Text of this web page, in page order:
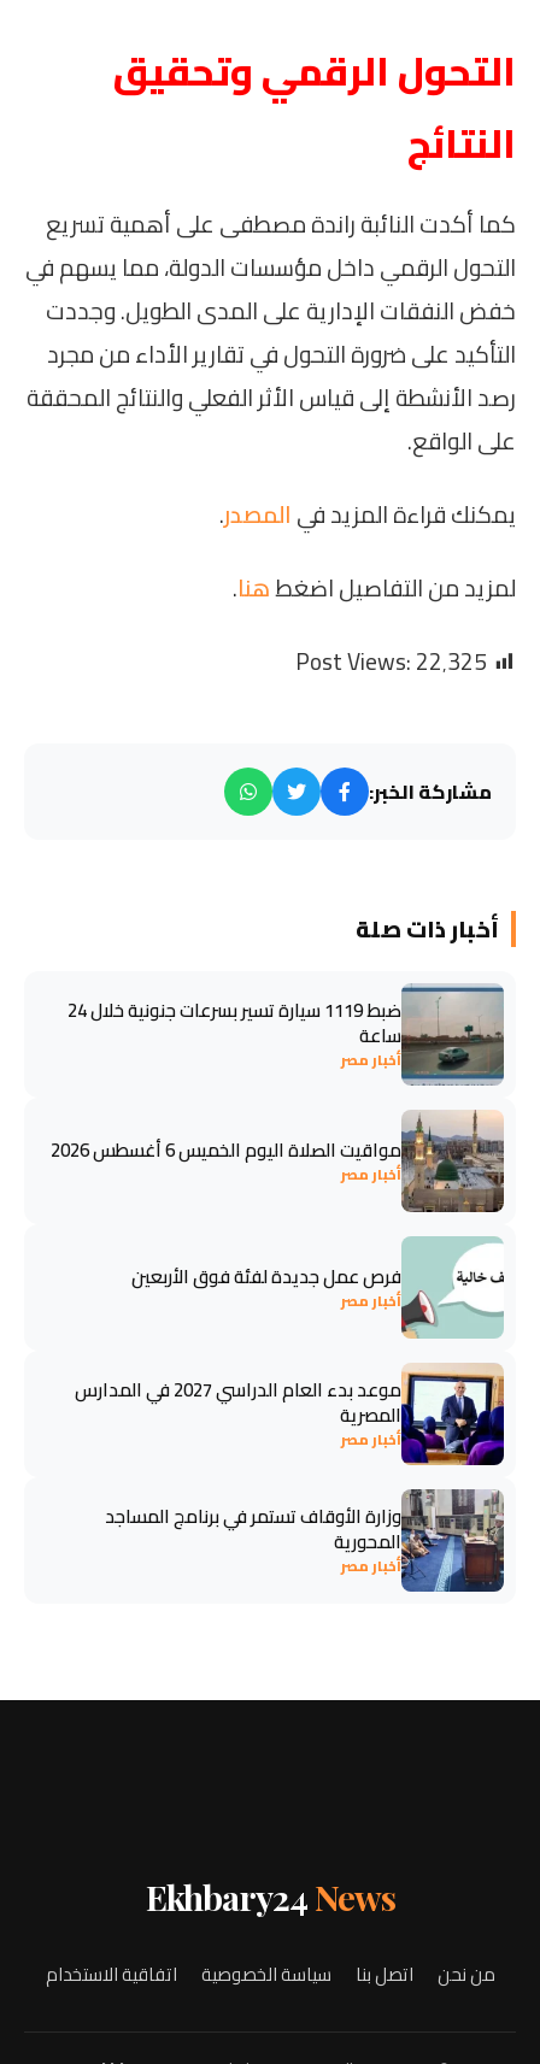
التحول الرقمي وتحقيق
النتائج
كما أكدت النائبة راندة مصطفى على أهمية تسريع
التحول الرقمي داخل مؤسسات الدولة، مما يسهم في
خفض النفقات الإدارية على المدى الطويل. وجددت
التأكيد على ضرورة التحول في تقارير الأداء من مجرد
رصد الأنشطة إلى قياس الأثر الفعلي والنتائج المحققة
على الواقع.
يمكنك قراءة المزيد فيالمصدر.
لمزيد من التفاصيل اضغطهنا.
Post Views:22٬325
مشاركة الخبر:
أخبار ذات صلة
ضبط 1119 سيارة تسير بسرعات جنونية خلال 24
ساعة
أخبار مصر
مواقيت الصلاة اليوم الخميس 6 أغسطس 2026
أخبار مصر
فرص عمل جديدة لفئة فوق الأربعين
أخبار مصر
موعد بدء العام الدراسي 2027 في المدارس
المصرية
أخبار مصر
وزارة الأوقاف تستمر في برنامج المساجد
المحورية
أخبار مصر
Ekhbary24News
من نحن اتصل بنا سياسة الخصوصية اتفاقية الاستخدام